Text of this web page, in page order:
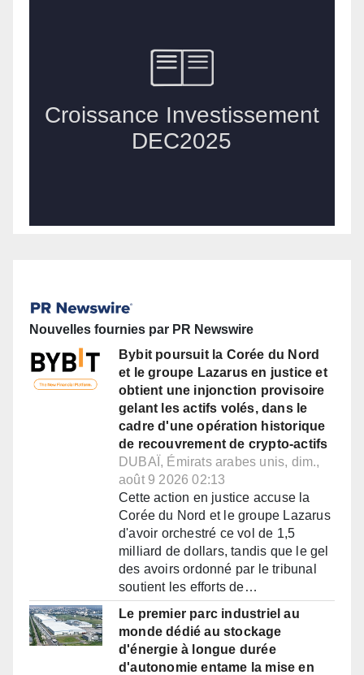
Nouvelles fournies par PR Newswire
Bybit poursuit la Corée du Nord
et le groupe Lazarus en justice et
obtient une injonction provisoire
gelant les actifs volés, dans le
cadre d'une opération historique
de recouvrement de crypto-actifs
DUBAÏ, Émirats arabes unis, dim.,
août 9 2026 02:13
Cette action en justice accuse la
Corée du Nord et le groupe Lazarus
d'avoir orchestré ce vol de 1,5
milliard de dollars, tandis que le gel
des avoirs ordonné par le tribunal
soutient les efforts de…
Le premier parc industriel au
monde dédié au stockage
d'énergie à longue durée
d'autonomie entame la mise en